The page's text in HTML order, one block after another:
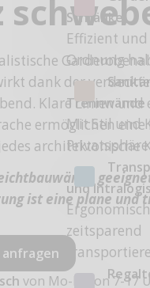
Schränke
Effizient
Ordnung
Trennwände
Mit Stil und
und
zeitsparend
dank der
Klare Linien und
ermöglichen
architektonische
ist eine plane und
von Mo-Fr von 7-17